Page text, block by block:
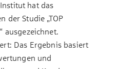
hat das
der Studie „TOP
ausgezeichnet.
Das Ergebnis basiert
und